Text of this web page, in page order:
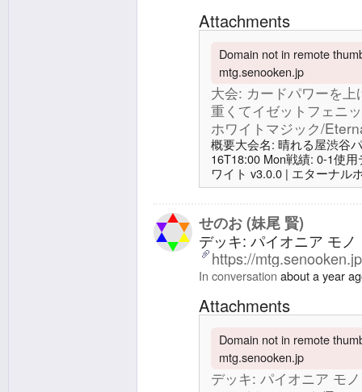
Attachments
Domain not in remote
mtg.senooken.jp
大会: カードパワーを
重くてイゼットフェニ
ホワイトマジック/
概要大会名: 晴れる屋渋谷
16T18:00 Mon戦績: 0-1使
ワイト v3.0.0 | エターナル
前回: 大会: 課題未解決状
White Magic一言:六本木の
を渋谷でとっており、その
せのお (妹尾 賢)
デッキ: パイオニア モ
https://
In conversation about a year
Attachments
Domain not in remote
mtg.senooken.jp
デッキ: パイオニア モ